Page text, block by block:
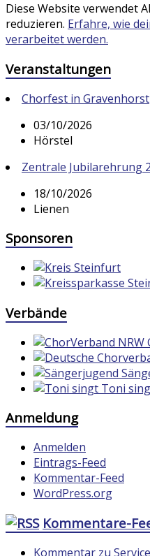
Diese Website verwendet
reduzieren. Erfahre, wie
verarbeitet werden.
Veranstaltungen
Chorfest in Gravenhorst
03/10/2026
Hörstel
Zentrale Jubilarehrung
18/10/2026
Lienen
Sponsoren
Verbände
Toni
Anmeldung
Anmelden
Eintrags-Feed
Kommentar-Feed
WordPress.org
Kommentare-
Kommentar zu